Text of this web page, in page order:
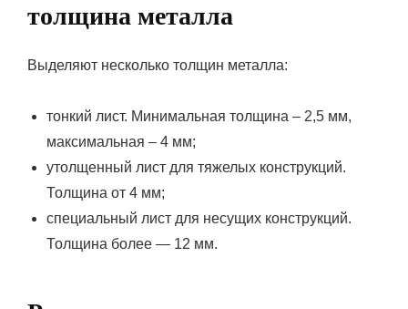
толщина металла
Выделяют несколько толщин металла:
тонкий лист. Минимальная толщина – 2,5 мм,
максимальная – 4 мм;
утолщенный лист для тяжелых конструкций.
Толщина от 4 мм;
специальный лист для несущих конструкций.
Толщина более — 12 мм.